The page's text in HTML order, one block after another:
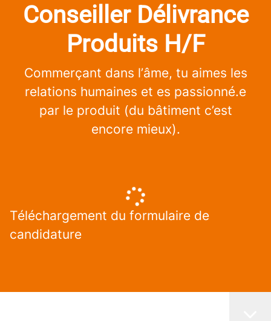
Conseiller Délivrance
Produits H/F
Commerçant dans l’âme, tu aimes les
relations humaines et es passionné.e
par le produit (du bâtiment c’est
encore mieux).
Téléchargement du formulaire de
candidature